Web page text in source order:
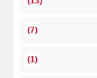
(7)
(1)